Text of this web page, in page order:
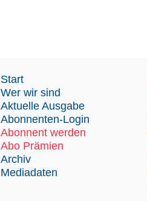
Start
Wer wir sind
Aktuelle Ausgabe
Abonnenten-Login
Abonnent werden
Abo Prämien
Archiv
Mediadaten